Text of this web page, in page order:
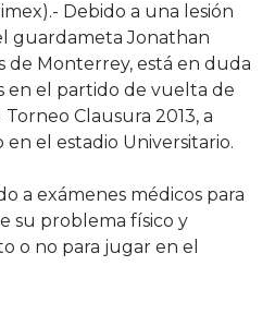
Debido a una lesión
guardameta Jonathan
de Monterrey, está en duda
en el partido de vuelta de
Clausura 2013, a
el estadio Universitario.
a exámenes médicos para
su problema físico y
o no para jugar en el